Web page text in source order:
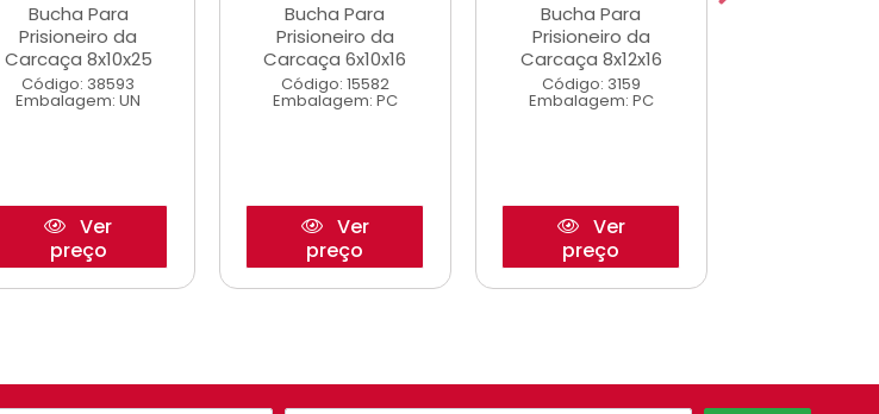
Bucha Para
Prisioneiro da
Carcaça 8x10x25
Código: 38593
Embalagem: UN
Ver
preço
Bucha Para
Prisioneiro da
Carcaça 6x10x16
Código: 15582
Embalagem: PC
Ver
preço
Bucha Para
Prisioneiro da
Carcaça 8x12x16
Código: 3159
Embalagem: PC
Ver
preço